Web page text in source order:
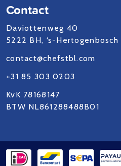
Contact
Daviottenweg 40
5222 BH, ‘s-Hertogenbosch
contact@chefstbl.com
+31 85 303 0203
KvK 78168147
BTW NL861288488B01